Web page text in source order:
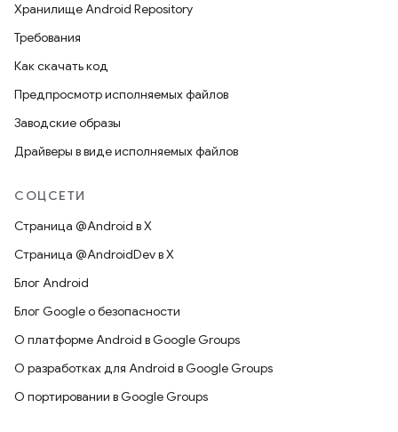
Хранилище Android Repository
Требования
Как скачать код
Предпросмотр исполняемых файлов
Заводские образы
Драйверы в виде исполняемых файлов
СОЦСЕТИ
Страница @Android в X
Страница @AndroidDev в X
Блог Android
Блог Google о безопасности
О платформе Android в Google Groups
О разработках для Android в Google Groups
О портировании в Google Groups